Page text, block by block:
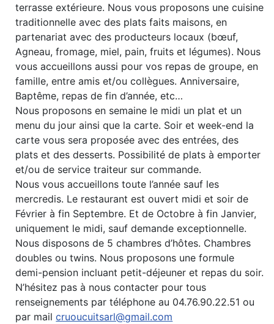
terrasse extérieure. Nous vous proposons une cuisine
traditionnelle avec des plats faits maisons, en
partenariat avec des producteurs locaux (bœuf,
Agneau, fromage, miel, pain, fruits et légumes). Nous
vous accueillons aussi pour vos repas de groupe, en
famille, entre amis et/ou collègues. Anniversaire,
Baptême, repas de fin d’année, etc…
Nous proposons en semaine le midi un plat et un
menu du jour ainsi que la carte. Soir et week-end la
carte vous sera proposée avec des entrées, des
plats et des desserts. Possibilité de plats à emporter
et/ou de service traiteur sur commande.
Nous vous accueillons toute l’année sauf les
mercredis. Le restaurant est ouvert midi et soir de
Février à fin Septembre. Et de Octobre à fin Janvier,
uniquement le midi, sauf demande exceptionnelle.
Nous disposons de 5 chambres d’hôtes. Chambres
doubles ou twins. Nous proposons une formule
demi-pension incluant petit-déjeuner et repas du soir.
N’hésitez pas à nous contacter pour tous
renseignements par téléphone au 04.76.90.22.51 ou
par mailcruoucuitsarl@gmail.com